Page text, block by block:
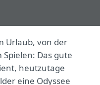
Urlaub, von der
Das gute
heutzutage
eine Odyssee